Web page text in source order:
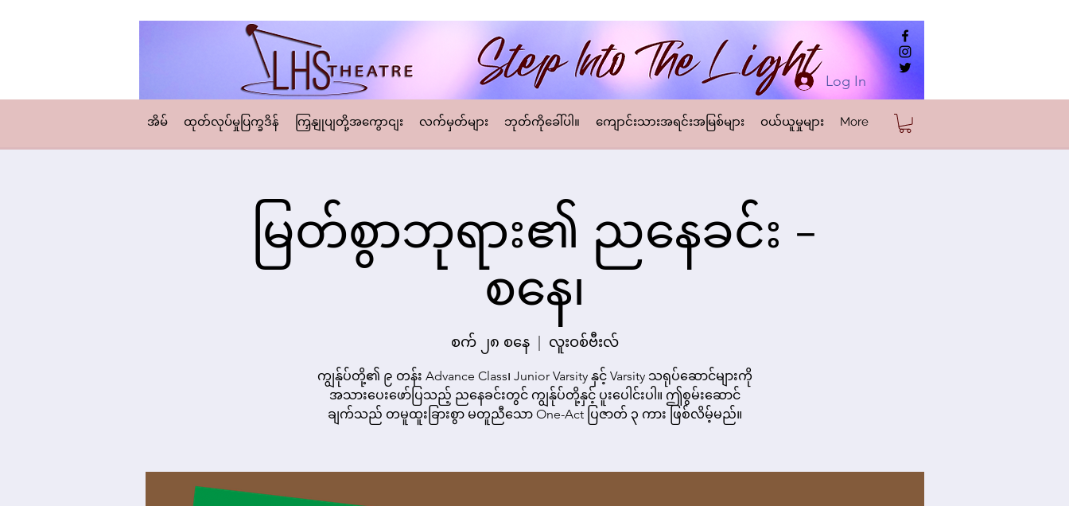
Log In
အိမ် ထုတ်လုပ်မှုပြက္ခဒိန် ကြှနျုပျတို့အကွောငျး လက်မှတ်များ ဘုတ်ကိုခေါ်ပါ။ ကျောင်းသားအရင်းအမြစ်များ ဝယ်ယူမှုများ More
မြတ်စွာဘုရား၏ ညနေခင်း -
စနေ၊
စက် ၂၈ စနေ
  |
လူးဝစ်ဗီးလ်
ကျွန်ုပ်တို့၏ ၉ တန်း Advance Class၊ Junior Varsity နှင့် Varsity သရုပ်ဆောင်များကို
အသားပေးဖော်ပြသည့် ညနေခင်းတွင် ကျွန်ုပ်တို့နှင့် ပူးပေါင်းပါ။ ဤစွမ်းဆောင်
ချက်သည် တမူထူးခြားစွာ မတူညီသော One-Act ပြဇာတ် ၃ ကား ဖြစ်လိမ့်မည်။